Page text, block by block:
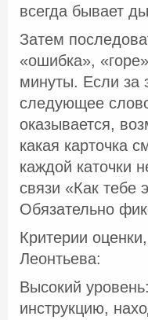
всегда бывает
Затем
«ошибка»,
минуты. Если за
следующее
оказывается,
какая карточка
каждой каточки
связи «Как тебе
Обязательно
Критерии
Леонтьева:
Высокий
инструкцию,